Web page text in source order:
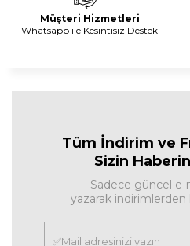
Müşteri Hizmetleri
Whatsapp ile Kesintisiz Destek
Tüm İndirim ve
Sizin
Sadece güncel e-
yazarak indirimlerden